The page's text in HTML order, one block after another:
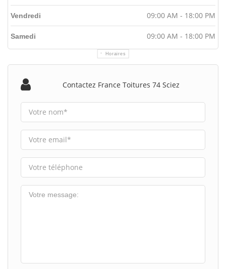
Horaires
Vendredi 09:00 AM - 18:00 PM
Samedi 09:00 AM - 18:00 PM
Contactez France Toitures 74 Sciez